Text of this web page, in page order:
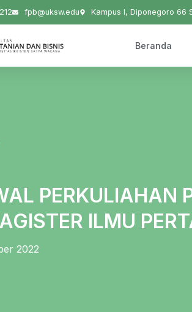
fpb@uksw.edu Kampus I, Diponegoro 66
Beranda
PERKULIAHAN
ILMU
2022